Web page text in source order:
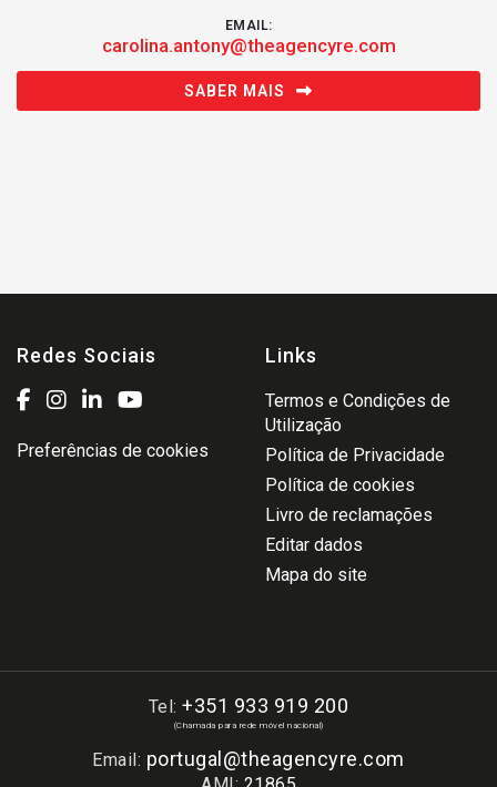
EMAIL:
carolina.antony@theagencyre.com
SABER MAIS
Redes Sociais
Preferências de cookies
Links
Termos e Condições de
Utilização
Política de Privacidade
Política de cookies
Livro de reclamações
Editar dados
Mapa do site
Tel:+351 933 919 200
(Chamada para rede móvel nacional)
Email: portugal@theagencyre.com